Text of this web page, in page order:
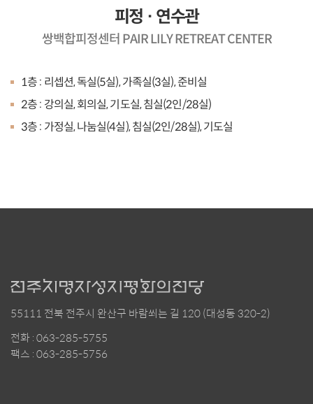
피정 · 연수관
쌍백합피정센터 PAIR LILY RETREAT CENTER
1층 : 리셉션, 독실(5실), 가족실(3실), 준비실
2층 : 강의실, 회의실, 기도실, 침실(2인/28실)
3층 : 가정실, 나눔실(4실), 침실(2인/28실), 기도실
55111 전북 전주시 완산구 바람쐬는 길 120 (대성동 320-2)
전화 : 063-285-5755
팩스 : 063-285-5756